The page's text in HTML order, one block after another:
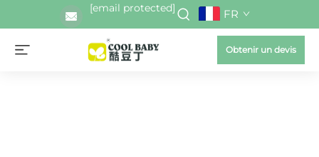
[email protected] FR
Obtenir un devis